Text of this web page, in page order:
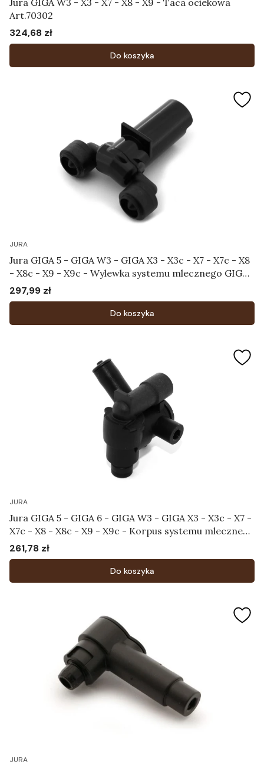
Jura GIGA W3 - X3 - X7 - X8 - X9 - Taca ociekowa
Art.70302
Cena
324,68 zł
Do koszyka
JURA
Jura GIGA 5 - GIGA W3 - GIGA X3 - X3c - X7 - X7c - X8
- X8c - X9 - X9c - Wylewka systemu mlecznego GIGA
Art.70007
Cena
297,99 zł
Do koszyka
JURA
Jura GIGA 5 - GIGA 6 - GIGA W3 - GIGA X3 - X3c - X7 -
X7c - X8 - X8c - X9 - X9c - Korpus systemu mlecznego
Art.71532
Cena
261,78 zł
Do koszyka
JURA